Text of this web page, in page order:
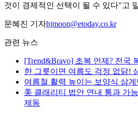
것이 경제적인 선택이 될 수 있다"고
문혜진 기자hjmoon@etoday.co.kr
관련 뉴스
[Trend&Bravo] 초복 언제? 전국
한 그릇이면 여름도 걱정 없닭!
여름철 활력 높이는 보양식 삼
美 클래리티 법안 연내 통과 가
제동